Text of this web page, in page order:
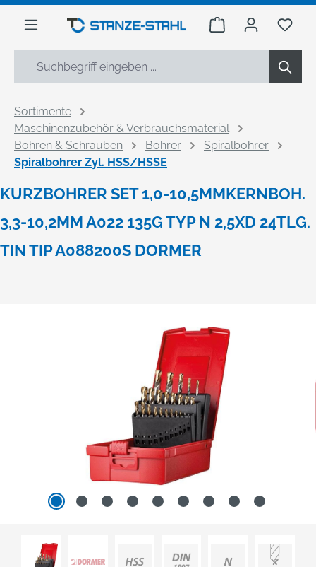
springen
Warenkorb Du
Sortimente
Maschinenzubehör & Verbrauchsmaterial
Bohren & Schrauben
Bohrer
Spiralbohrer
Spiralbohrer Zyl. HSS/HSSE
KURZBOHRER SET 1,0-10,5MMKERNBOH.
3,3-10,2MM A022 135G TYP N 2,5XD 24TLG.
TIN TIP A088200S DORMER